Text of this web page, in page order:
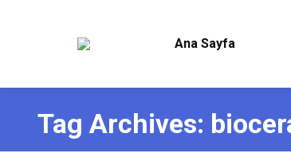
Ana Sayfa
Tag Archives: